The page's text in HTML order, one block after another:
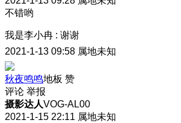
不错哟
我是李小冉 : 谢谢
2021-1-13 09:58 属地未知
秋夜鸣鸣地板 赞
评论 举报
摄影达人VOG-AL00
2021-1-15 22:11 属地未知